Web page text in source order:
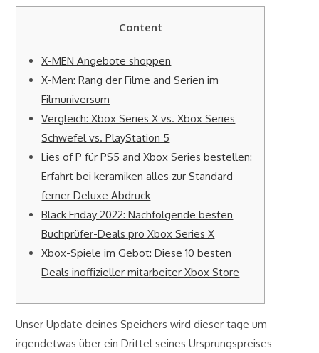
Content
X-MEN Angebote shoppen
X-Men: Rang der Filme and Serien im
Filmuniversum
Vergleich: Xbox Series X vs. Xbox Series
Schwefel vs. PlayStation 5
Lies of P für PS5 and Xbox Series bestellen:
Erfahrt bei keramiken alles zur Standard-
ferner Deluxe Abdruck
Black Friday 2022: Nachfolgende besten
Buchprüfer-Deals pro Xbox Series X
Xbox-Spiele im Gebot: Diese 10 besten
Deals inoffizieller mitarbeiter Xbox Store
Unser Update deines Speichers wird dieser tage um
irgendetwas über ein Drittel seines Ursprungspreises